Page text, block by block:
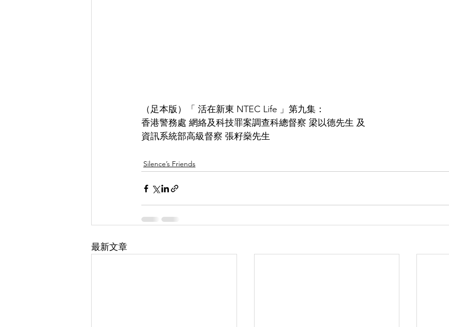
（足本版）「 活在新東 NTEC Life 」第九集：
香港警務處 網絡及科技罪案調查科總督察 梁以德先生 及
資訊系統部高級督察 張籽燊先生
Silence’s Friends
最新文章